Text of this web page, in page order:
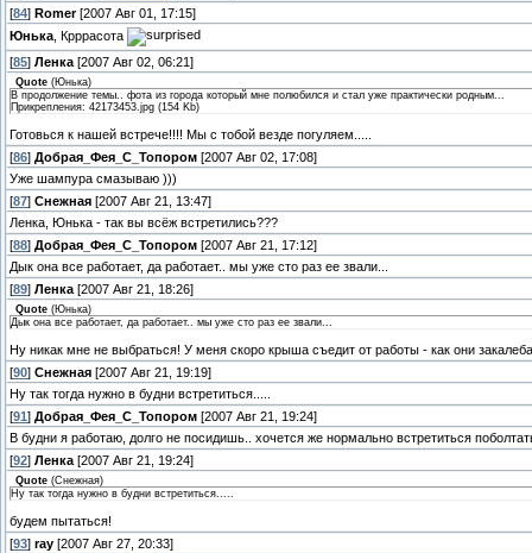
[84] Romer[2007 Авг 01, 17:15]
Юнька , Крррасота
[85] Ленка [2007 Авг 02, 06:21]
Quote (Юнька)
В продолжение темы.. фота из города который мне полюбился и стал уже практически родным...
Прикрепления: 42173453.jpg (154 Kb)
Готовься к нашей встрече!!!! Мы с тобой везде погуляем.....
[86] Добрая_Фея_С_Топором [2007 Авг 02, 17:08]
Уже шампура смазываю )))
[87] Снежная [2007 Авг 21, 13:47]
Ленка, Юнька - так вы всёж встретились???
[88] Добрая_Фея_С_Топором [2007 Авг 21, 17:12]
Дык она все работает, да работает.. мы уже сто раз ее звали...
[89] Ленка [2007 Авг 21, 18:26]
Quote (Юнька)
Дык она все работает, да работает.. мы уже сто раз ее звали...
Ну никак мне не выбраться! У меня скоро крыша съедит от работы - как они
[90] Снежная [2007 Авг 21, 19:19]
Ну так тогда нужно в будни встретиться.....
[91 ] Добрая_Фея_С_Топором [2007 Авг 21, 19:24]
В будни я работаю, долго не посидишь.. хочется же нормально встретиться
[92] Ленка [2007 Авг 21, 19:24]
Quote (Снежная)
Ну так тогда нужно в будни встретиться.....
будем пытаться!
[93] ray [2007 Авг 27, 20:33]